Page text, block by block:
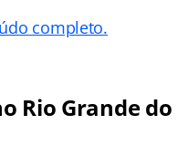
completo.
Rio Grande do